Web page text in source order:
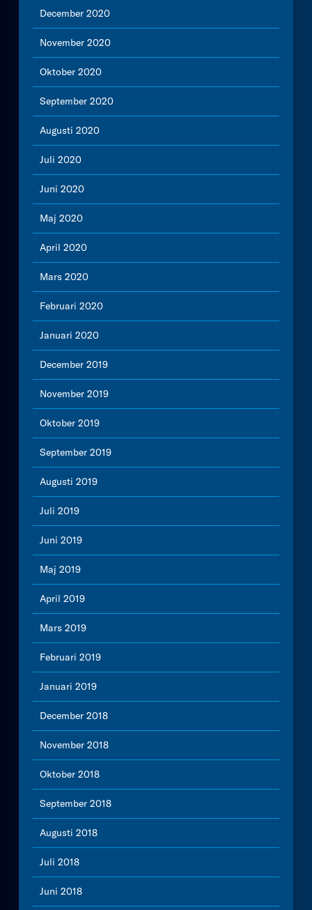
December 2020
November 2020
Oktober 2020
September 2020
Augusti 2020
Juli 2020
Juni 2020
Maj 2020
April 2020
Mars 2020
Februari 2020
Januari 2020
December 2019
November 2019
Oktober 2019
September 2019
Augusti 2019
Juli 2019
Juni 2019
Maj 2019
April 2019
Mars 2019
Februari 2019
Januari 2019
December 2018
November 2018
Oktober 2018
September 2018
Augusti 2018
Juli 2018
Juni 2018